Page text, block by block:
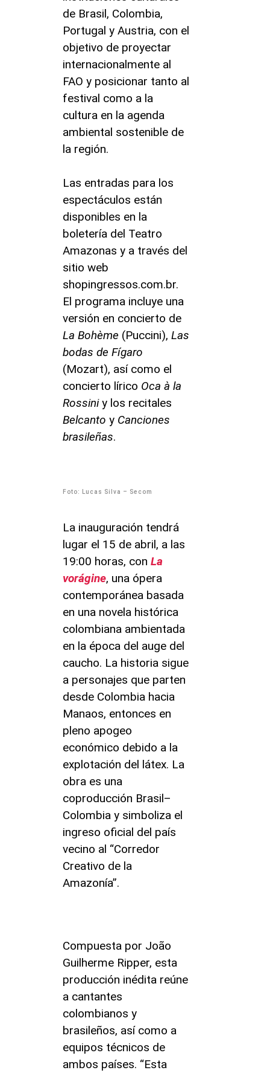
de Brasil, Colombia,
Portugal y Austria, con el
objetivo de proyectar
internacionalmente al
FAO y posicionar tanto al
festival como a la
cultura en la agenda
ambiental sostenible de
la región.
Las entradas para los
espectáculos están
disponibles en la
boletería del Teatro
Amazonas y a través del
sitio web
shopingressos.com.br.
El programa incluye una
versión en concierto de
La Bohème (Puccini), Las
bodas de Fígaro
(Mozart), así como el
concierto lírico Oca à la
Rossiniy los recitales
Belcanto y Canciones
brasileñas.
Foto: Lucas Silva – Secom
La inauguración tendrá
lugar el 15 de abril, a las
19:00 horas, con La
vorágine, una ópera
contemporánea basada
en una novela histórica
colombiana ambientada
en la época del auge del
caucho. La historia sigue
a personajes que parten
desde Colombia hacia
Manaos, entonces en
pleno apogeo
económico debido a la
explotación del látex. La
obra es una
coproducción Brasil–
Colombia y simboliza el
ingreso oficial del país
vecino al “Corredor
Creativo de la
Amazonía”.
Compuesta por João
Guilherme Ripper, esta
producción inédita reúne
a cantantes
colombianos y
brasileños, así como a
equipos técnicos de
ambos países. “Esta